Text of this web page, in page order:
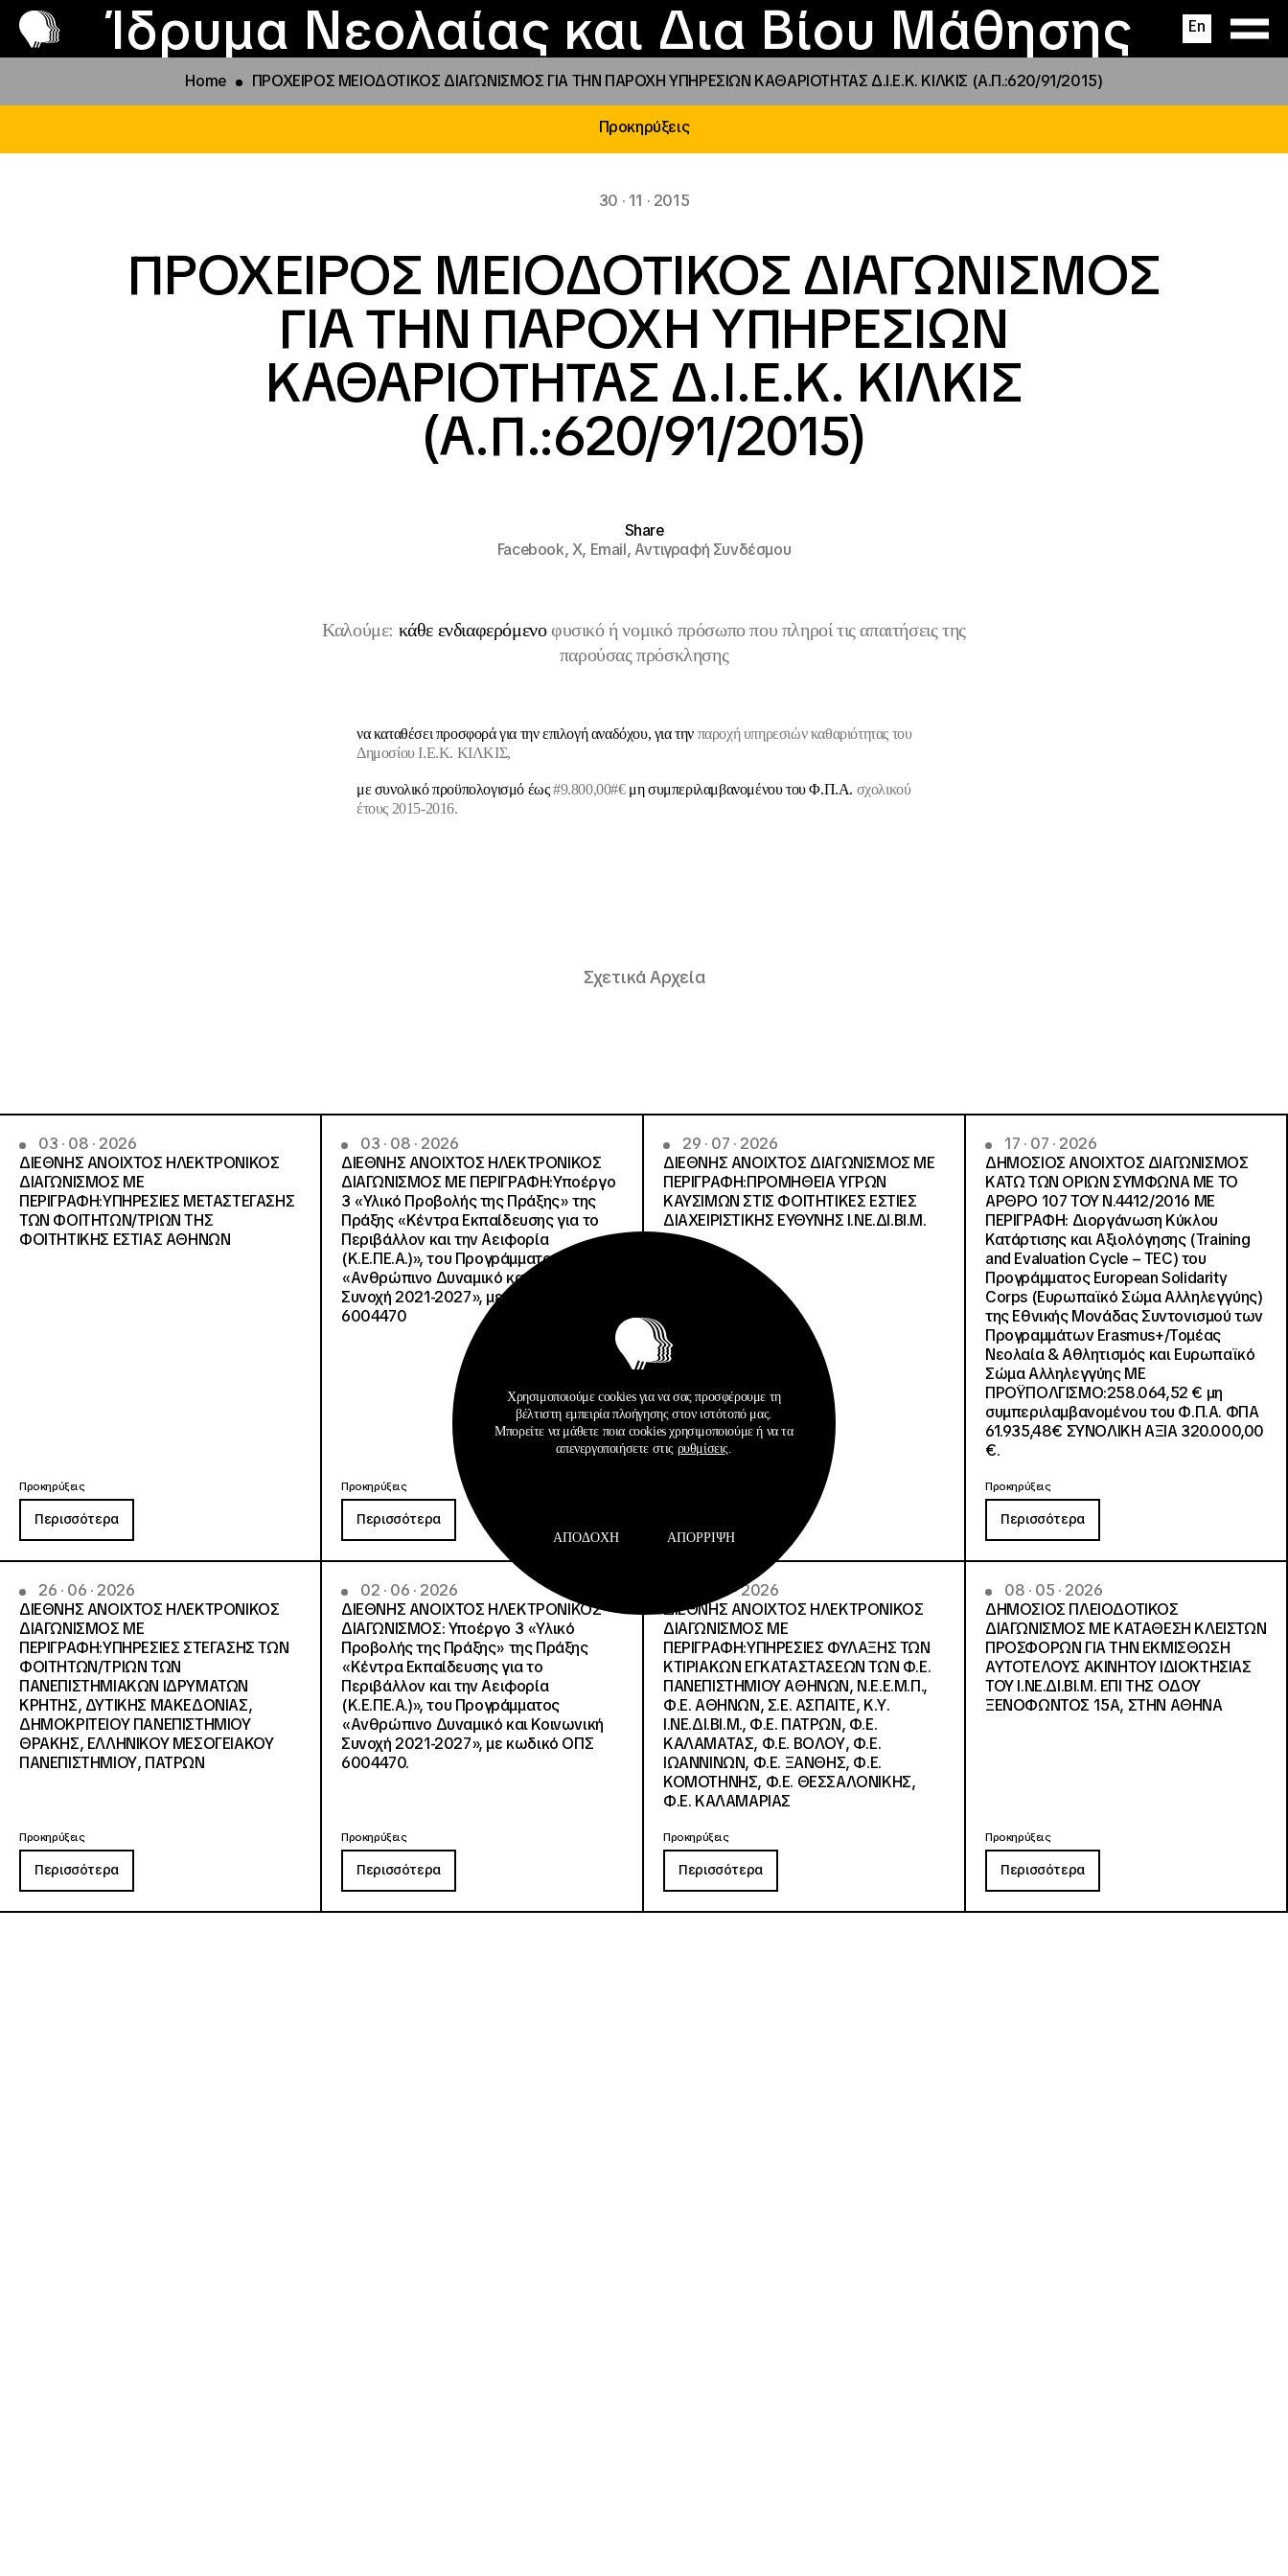
Ίδρυμα Νεολαίας και Δια Βίου Μάθησης En
Το ΙΝΕΔΙΒΙΜ
Προγράμματα και δράσεις
Φοιτητικές Εστίες
Παραχώρηση αιγίδας
Νέα
Επικοινωνία
Home ΠΡΟΧΕΙΡΟΣ ΜΕΙΟΔΟΤΙΚΟΣ ΔΙΑΓΩΝΙΣΜΟΣ ΓΙΑ ΤΗΝ ΠΑΡΟΧΗ ΥΠΗΡΕΣΙΩΝ ΚΑΘΑΡΙΟΤΗΤΑΣ Δ.Ι.Ε.Κ. ΚΙΛΚΙΣ (Α.Π.:620/91/2015)
Προκηρύξεις
30 · 11 · 2015
ΠΡΟΧΕΙΡΟΣ ΜΕΙΟΔΟΤΙΚΟΣ ΔΙΑΓΩΝΙΣΜΟΣ
ΓΙΑ ΤΗΝ ΠΑΡΟΧΗ ΥΠΗΡΕΣΙΩΝ
ΚΑΘΑΡΙΟΤΗΤΑΣ Δ.Ι.Ε.Κ. ΚΙΛΚΙΣ
(Α.Π.:620/91/2015)
Share
Facebook,X, Email,Αντιγραφή Συνδέσμου
Καλούμε: κάθε ενδιαφερόμενοφυσικό ή νομικό πρόσωπο που πληροί τις απαιτήσεις της
παρούσας πρόσκλησης
να καταθέσει προσφορά για την επιλογή αναδόχου, για την παροχή υπηρεσιών καθαριότητας του
Δημοσίου Ι.Ε.Κ. ΚΙΛΚΙΣ,
με συνολικό προϋπολογισμό έως#9.800,00#€ μη συμπεριλαμβανομένου του Φ.Π.Α. σχολικού
έτους 2015-2016.
Σχετικά Αρχεία
03 · 08 · 2026
ΔΙΕΘΝΗΣ ΑΝΟΙΧΤΟΣ ΗΛΕΚΤΡΟΝΙΚΟΣ
ΔΙΑΓΩΝΙΣΜΟΣ ΜΕ
ΠΕΡΙΓΡΑΦΗ:ΥΠΗΡΕΣΙΕΣ METAΣΤΕΓΑΣΗΣ
ΤΩΝ ΦΟΙΤΗΤΩΝ/ΤΡΙΩΝ ΤΗΣ
ΦΟΙΤΗΤΙΚΗΣ ΕΣΤΙΑΣ ΑΘΗΝΩΝ
Προκηρύξεις
Περισσότερα
03 · 08 · 2026
ΔΙΕΘΝΗΣ ΑΝΟΙΧΤΟΣ ΗΛΕΚΤΡΟΝΙΚΟΣ
ΔΙΑΓΩΝΙΣΜΟΣ ΜΕ ΠΕΡΙΓΡΑΦΗ:Υποέργο
3 «Υλικό Προβολής της Πράξης» της
Πράξης «Κέντρα Εκπαίδευσης για το
Περιβάλλον και την Αειφορία
(Κ.Ε.ΠΕ.Α.)», του Προγράμματος
«Ανθρώπινο Δυναμικό και Κοινωνική
Συνοχή 2021-2027», με κωδικό ΟΠΣ
6004470
Προκηρύξεις
Περισσότερα
29 · 07 · 2026
ΔΙΕΘΝΗΣ ΑΝΟΙΧΤΟΣ ΔΙΑΓΩΝΙΣΜΟΣ ΜΕ
ΠΕΡΙΓΡΑΦΗ:ΠΡΟΜΗΘΕΙΑ ΥΓΡΩΝ
ΚΑΥΣΙΜΩΝ ΣΤΙΣ ΦΟΙΤΗΤΙΚΕΣ ΕΣΤΙΕΣ
ΔΙΑΧΕΙΡΙΣΤΙΚΗΣ ΕΥΘΥΝΗΣ Ι.ΝΕ.ΔΙ.ΒΙ.Μ.
17 · 07 · 2026
ΔΗΜΟΣΙΟΣ ΑΝΟΙΧΤΟΣ ΔΙΑΓΩΝΙΣΜΟΣ
ΚΑΤΩ ΤΩΝ ΟΡΙΩΝ ΣΥΜΦΩΝΑ ΜΕ ΤΟ
ΑΡΘΡΟ 107 ΤΟΥ Ν.4412/2016 ΜΕ
ΠΕΡΙΓΡΑΦΗ: Διοργάνωση Κύκλου
Κατάρτισης και Αξιολόγησης (Training
and Evaluation Cycle – TEC) του
Προγράμματος European Solidarity
Corps (Ευρωπαϊκό Σώμα Αλληλεγγύης)
της Εθνικής Μονάδας Συντονισμού των
Προγραμμάτων Erasmus+/Τομέας
Νεολαία & Αθλητισμός και Ευρωπαϊκό
Σώμα Αλληλεγγύης ΜΕ
ΠΡΟΫΠΟΛΓΙΣΜΟ:258.064,52 € μη
συμπεριλαμβανομένου του Φ.Π.Α. ΦΠΑ
61.935,48€ ΣΥΝΟΛΙΚΗ ΑΞΙΑ 320.000,00
€.
Προκηρύξεις
Περισσότερα
26 · 06 · 2026
ΔΙΕΘΝΗΣ ΑΝΟΙΧΤΟΣ ΗΛΕΚΤΡΟΝΙΚΟΣ
ΔΙΑΓΩΝΙΣΜΟΣ ΜΕ
ΠΕΡΙΓΡΑΦΗ:ΥΠΗΡΕΣΙΕΣ ΣΤΕΓΑΣΗΣ ΤΩΝ
ΦΟΙΤΗΤΩΝ/ΤΡΙΩΝ ΤΩΝ
ΠΑΝΕΠΙΣΤΗΜΙΑΚΩΝ ΙΔΡΥΜΑΤΩΝ
KΡΗΤΗΣ, ΔΥΤΙΚΗΣ ΜΑΚΕΔΟΝΙΑΣ,
ΔΗΜΟΚΡΙΤΕΙΟΥ ΠΑΝΕΠΙΣΤΗΜΙΟΥ
ΘΡΑΚΗΣ, ΕΛΛΗΝΙΚΟΥ ΜΕΣΟΓΕΙΑΚΟΥ
ΠΑΝΕΠΙΣΤΗΜΙΟΥ, ΠΑΤΡΩΝ
Προκηρύξεις
Περισσότερα
02 · 06 · 2026
ΔΙΕΘΝΗΣ ΑΝΟΙΧΤΟΣ ΗΛΕΚΤΡΟΝΙΚΟΣ
ΔΙΑΓΩΝΙΣΜΟΣ: Υποέργο 3 «Υλικό
Προβολής της Πράξης» της Πράξης
«Κέντρα Εκπαίδευσης για το
Περιβάλλον και την Αειφορία
(Κ.Ε.ΠΕ.Α.)», του Προγράμματος
«Ανθρώπινο Δυναμικό και Κοινωνική
Συνοχή 2021-2027», με κωδικό ΟΠΣ
6004470.
Προκηρύξεις
Περισσότερα
26 · 05 · 2026
ΔΙΕΘΝΗΣ ΑΝΟΙΧΤΟΣ ΗΛΕΚΤΡΟΝΙΚΟΣ
ΔΙΑΓΩΝΙΣΜΟΣ ΜΕ
ΠΕΡΙΓΡΑΦΗ:ΥΠΗΡΕΣΙΕΣ ΦΥΛΑΞΗΣ ΤΩΝ
ΚΤΙΡΙΑΚΩΝ ΕΓΚΑΤΑΣΤΑΣΕΩΝ ΤΩΝ Φ.Ε.
ΠΑΝΕΠΙΣΤΗΜΙΟΥ ΑΘΗΝΩΝ, Ν.Ε.Ε.Μ.Π.,
Φ.Ε. ΑΘΗΝΩΝ, Σ.Ε. ΑΣΠΑΙΤΕ, Κ.Υ.
Ι.ΝΕ.ΔΙ.ΒΙ.Μ., Φ.Ε. ΠΑΤΡΩΝ, Φ.Ε.
ΚΑΛΑΜΑΤΑΣ, Φ.Ε. ΒΟΛΟΥ, Φ.Ε.
ΙΩΑΝΝΙΝΩΝ, Φ.Ε. ΞΑΝΘΗΣ, Φ.Ε.
ΚΟΜΟΤΗΝΗΣ, Φ.Ε. ΘΕΣΣΑΛΟΝΙΚΗΣ,
Φ.Ε. ΚΑΛΑΜΑΡΙΑΣ
Προκηρύξεις
Περισσότερα
08 · 05 · 2026
ΔΗΜΟΣΙΟΣ ΠΛΕΙΟΔΟΤΙΚΟΣ
ΔΙΑΓΩΝΙΣΜΟΣ ΜΕ ΚΑΤΑΘΕΣΗ ΚΛΕΙΣΤΩΝ
ΠΡΟΣΦΟΡΩΝ ΓΙΑ ΤΗΝ ΕΚΜΙΣΘΩΣΗ
ΑΥΤΟΤΕΛΟΥΣ ΑΚΙΝΗΤΟΥ ΙΔΙΟΚΤΗΣΙΑΣ
ΤΟΥ Ι.ΝΕ.ΔΙ.ΒΙ.Μ. ΕΠΙ ΤΗΣ ΟΔΟΥ
ΞΕΝΟΦΩΝΤΟΣ 15Α, ΣΤΗΝ ΑΘΗΝΑ
Προκηρύξεις
Περισσότερα
Χρησιμοποιούμε cookies για να σας προσφέρουμε τη
βέλτιστη εμπειρία πλοήγησης στον ιστότοπό μας.
Μπορείτε να μάθετε ποια cookies χρησιμοποιούμε ή να τα
απενεργοποιήσετε στις ρυθμίσεις
ΑΠΟΔΟΧΉ ΑΠΌΡΡΙΨΗ